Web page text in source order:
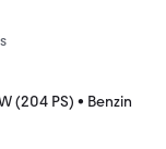
(204 PS) • Benzin